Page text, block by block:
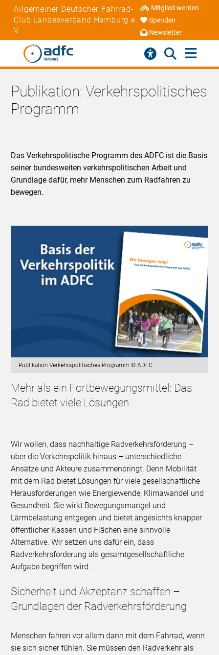
Allgemeiner Deutscher Fahrrad-
Club Landesverband Hamburg e.
V.
Mitglied werden
Spenden
Newsletter
Publikation: Verkehrspolitisches
Programm
Das Verkehrspolitische Programm des ADFC ist die Basis
seiner bundesweiten verkehrspolitischen Arbeit und
Grundlage dafür, mehr Menschen zum Radfahren zu
bewegen.
Publikation Verkehrspolitisches Programm © ADFC
Mehr als ein Fortbewegungsmittel: Das
Rad bietet viele Lösungen
Wir wollen, dass nachhaltige Radverkehrsförderung –
über die Verkehrspolitik hinaus – unterschiedliche
Ansätze und Akteure zusammenbringt. Denn Mobilität
mit dem Rad bietet Lösungen für viele gesellschaftliche
Herausforderungen wie Energiewende, Klimawandel und
Gesundheit. Sie wirkt Bewegungsmangel und
Lärmbelastung entgegen und bietet angesichts knapper
öffentlicher Kassen und Flächen eine sinnvolle
Alternative. Wir setzen uns dafür ein, dass
Radverkehrsförderung als gesamtgesellschaftliche
Aufgabe begriffen wird.
Sicherheit und Akzeptanz schaffen –
Grundlagen der Radverkehrsförderung
Menschen fahren vor allem dann mit dem Fahrrad, wenn
sie sich sicher fühlen. Sie müssen den Radverkehr als